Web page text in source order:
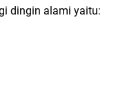
dingin alami yaitu: